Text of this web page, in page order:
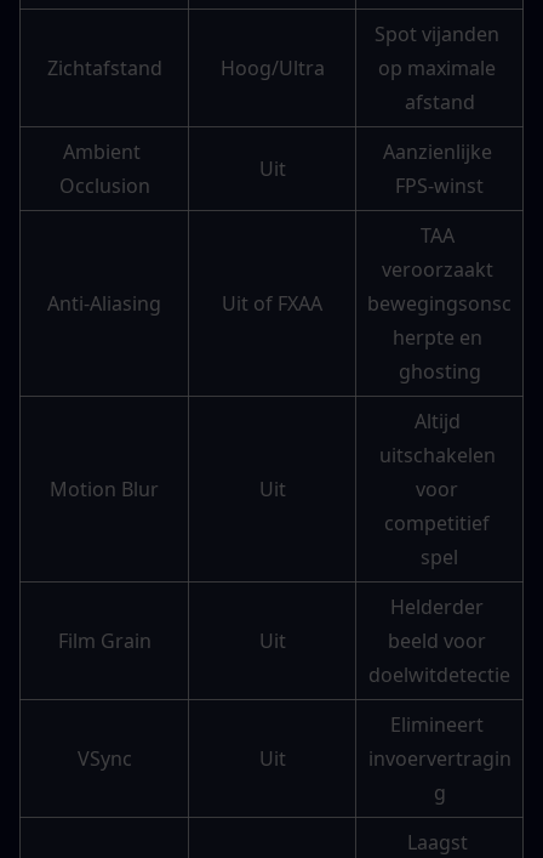
Zichtafstand Hoog/Ultra
Spot vijanden
op maximale
afstand
Ambient
Occlusion
Uit
Aanzienlijke
FPS-winst
Anti-Aliasing Uit of FXAA
TAA
veroorzaakt
bewegingsonsc
herpte en
ghosting
Motion Blur Uit
Altijd
uitschakelen
voor
competitief
spel
Film Grain Uit
Helderder
beeld voor
doelwitdetectie
VSync Uit
Elimineert
invoervertragin
g
Laagst